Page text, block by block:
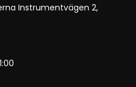
Instrumentvägen 2,